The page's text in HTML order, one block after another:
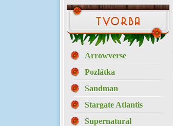
Arrowverse
Pozlátka
Sandman
Stargate Atlantis
Supernatural